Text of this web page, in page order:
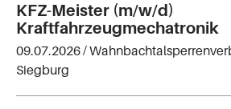
KFZ-Meister (m/w/d)
Kraftfahrzeugmechatronik
09.07.2026 /
Siegburg